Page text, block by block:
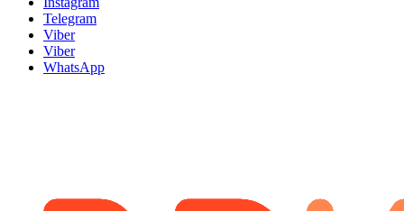
Telegram
Viber
Viber
WhatsApp